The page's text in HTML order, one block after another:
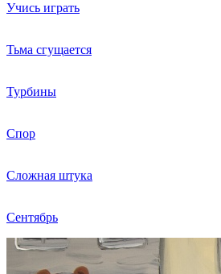
Учись играть
Тьма сгущается
Турбины
Спор
Сложная штука
Сентябрь